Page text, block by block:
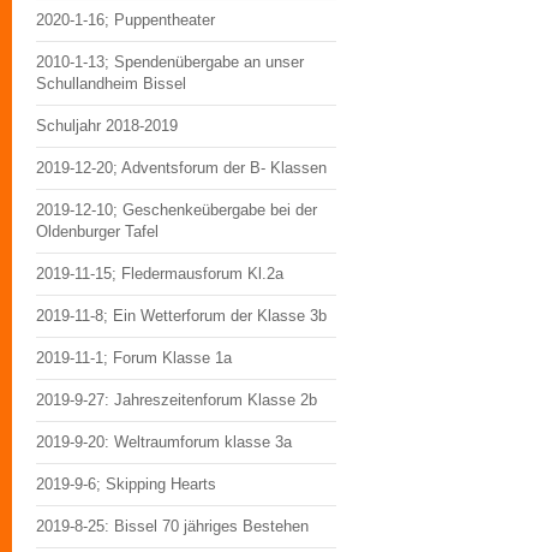
2020-1-16; Puppentheater
2010-1-13; Spendenübergabe an unser
Schullandheim Bissel
Schuljahr 2018-2019
2019-12-20; Adventsforum der B- Klassen
2019-12-10; Geschenkeübergabe bei der
Oldenburger Tafel
2019-11-15; Fledermausforum Kl.2a
2019-11-8; Ein Wetterforum der Klasse 3b
2019-11-1; Forum Klasse 1a
2019-9-27: Jahreszeitenforum Klasse 2b
2019-9-20: Weltraumforum klasse 3a
2019-9-6; Skipping Hearts
2019-8-25: Bissel 70 jähriges Bestehen